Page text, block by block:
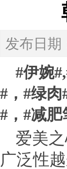
发布日期
#伊婉
#，#绿肉
#，#减肥
爱美
广泛性